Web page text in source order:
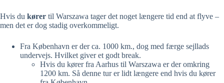
Hvis du kører til Warszawa tager det noget længere tid end at flyve –
men det er dog stadig overkommeligt.
Fra København er der ca. 1000 km., dog med færge sejllads
undervejs. Hvilket giver et godt break.
Hvis du kører fra Aarhus til Warszawa er der omkring
1200 km. Så denne tur er lidt længere end hvis du kører